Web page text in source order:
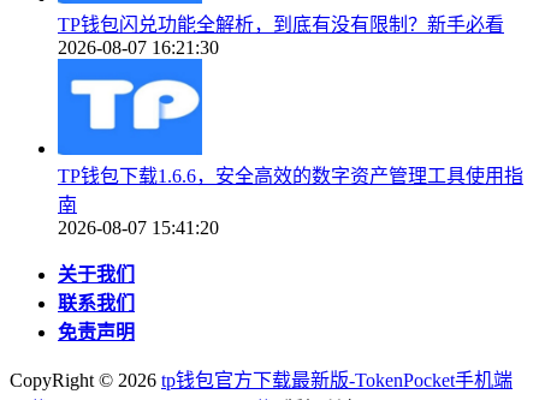
TP钱包闪兑功能全解析，到底有没有限制？新手必看
2026-08-07 16:21:30
TP钱包下载1.6.6，安全高效的数字资产管理工具使用指
南
2026-08-07 15:41:20
关于我们
联系我们
免责声明
CopyRight © 2026 tp钱包官方下载最新版-TokenPocket手机端